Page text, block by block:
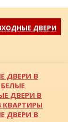
ДВЕРИ
ДВЕРИ В
ДВЕРИ В
КВАРТИРЫ
ДВЕРИ В